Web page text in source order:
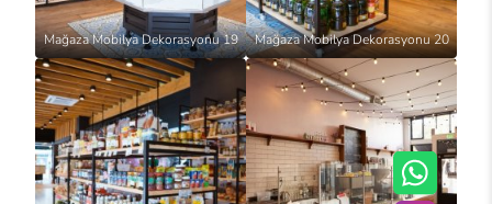
Mağaza Mobilya Dekorasyonu 19 Mağaza Mobilya Dekorasyonu 20